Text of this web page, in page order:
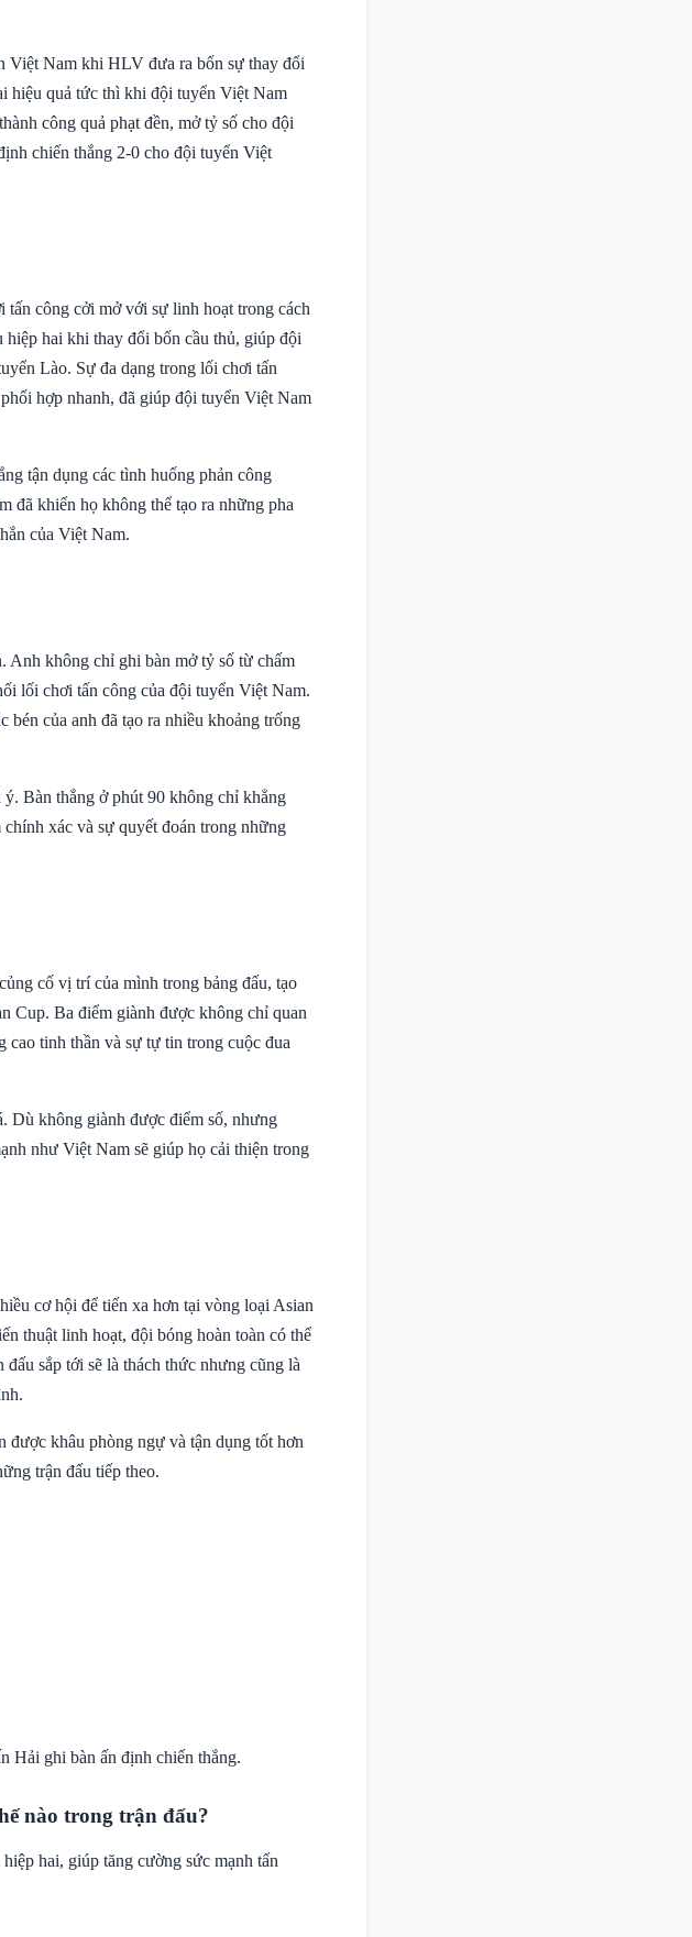
Việt Nam khi HLV đưa ra bốn sự thay đổi
hiệu quả tức thì khi đội tuyển Việt Nam
công quả phạt đền, mở tỷ số cho đội
chiến thắng 2-0 cho đội tuyển Việt
công cởi mở với sự linh hoạt trong cách
hai khi thay đổi bốn cầu thủ, giúp đội
Lào. Sự đa dạng trong lối chơi tấn
hợp nhanh, đã giúp đội tuyển Việt Nam
tận dụng các tình huống phản công
đã khiến họ không thể tạo ra những pha
của Việt Nam.
Anh không chỉ ghi bàn mở tỷ số từ chấm
lối chơi tấn công của đội tuyển Việt Nam.
bén của anh đã tạo ra nhiều khoảng trống
Bàn thắng ở phút 90 không chỉ khẳng
xác và sự quyết đoán trong những
cố vị trí của mình trong bảng đấu, tạo
Cup. Ba điểm giành được không chỉ quan
cao tinh thần và sự tự tin trong cuộc đua
Dù không giành được điểm số, nhưng
như Việt Nam sẽ giúp họ cải thiện trong
cơ hội để tiến xa hơn tại vòng loại Asian
thuật linh hoạt, đội bóng hoàn toàn có thể
sắp tới sẽ là thách thức nhưng cũng là
khâu phòng ngự và tận dụng tốt hơn
trận đấu tiếp theo.
Hải ghi bàn ấn định chiến thắng.
nào trong trận đấu?
hai, giúp tăng cường sức mạnh tấn